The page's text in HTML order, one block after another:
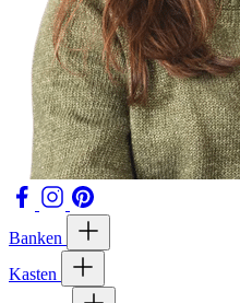
Banken
Kasten